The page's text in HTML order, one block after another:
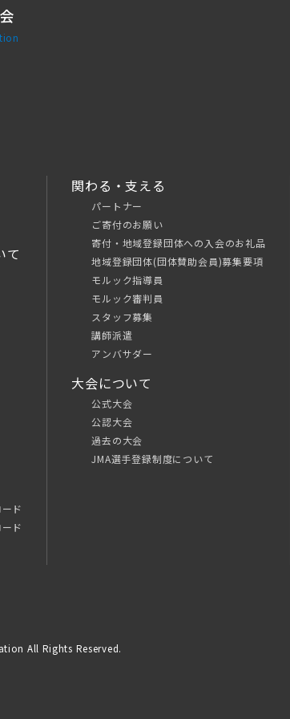
て
ド
ド
関わる・支える
パートナー
ご寄付のお願い
寄付・地域登録団体への入会のお礼品
地域登録団体(団体賛助会員)募集要項
モルック指導員
モルック審判員
スタッフ募集
講師派遣
アンバサダー
大会について
公式大会
公認大会
過去の大会
JMA選手登録制度について
All Rights Reserved.